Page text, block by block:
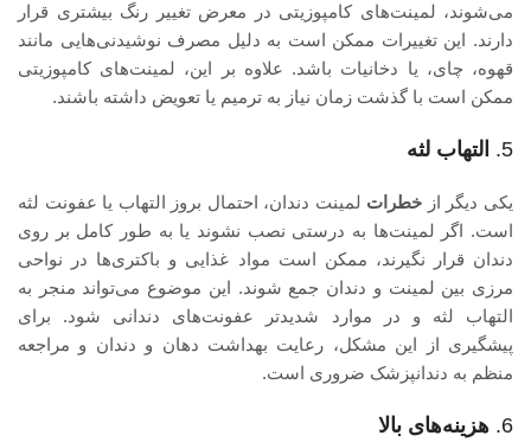
می‌شوند، لمینت‌های کامپوزیتی در معرض تغییر رنگ بیشتری قرار
دارند. این تغییرات ممکن است به دلیل مصرف نوشیدنی‌هایی مانند
قهوه، چای، یا دخانیات باشد. علاوه بر این، لمینت‌های کامپوزیتی
ممکن است با گذشت زمان نیاز به ترمیم یا تعویض داشته باشند.
5. التهاب لثه
یکی دیگر از خطرات لمینت دندان، احتمال بروز التهاب یا عفونت لثه
است. اگر لمینت‌ها به درستی نصب نشوند یا به طور کامل بر روی
دندان قرار نگیرند، ممکن است مواد غذایی و باکتری‌ها در نواحی
مرزی بین لمینت و دندان جمع شوند. این موضوع می‌تواند منجر به
التهاب لثه و در موارد شدیدتر عفونت‌های دندانی شود. برای
پیشگیری از این مشکل، رعایت بهداشت دهان و دندان و مراجعه
منظم به دندانپزشک ضروری است.
6. هزینه‌های بالا